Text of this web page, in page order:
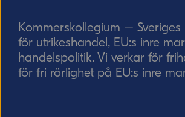
Kommerskollegium – Sveriges
för utrikeshandel, EU:s inre
handelspolitik. Vi verkar för
för fri rörlighet på EU:s inre